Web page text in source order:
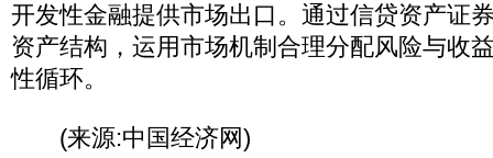
开发性金融提供市场出口。通过信贷资产证
资产结构，运用市场机制合理分配风险与收
性循环。
(来源:中国经济网)